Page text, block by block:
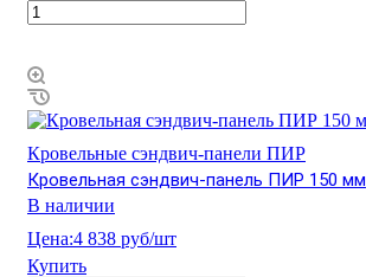
Кровельные сэндвич-панели ПИР
Кровельная сэндвич-панель ПИР 150 мм
В наличии
Цена:4 838 руб/шт
Купить